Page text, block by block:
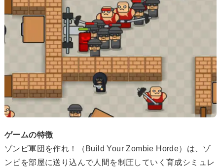
ゲームの特徴
ゾンビ軍団を作れ！（Build Your Zombie Horde）は、ゾ
ンビを部屋に送り込んで人間を制圧していく育成シミュレ